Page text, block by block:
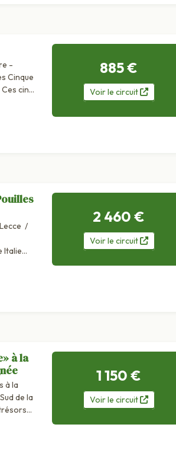
-
Cinque
cinq
885 €
Voirle circuit
/
Italie
2 460 €
Voirle circuit
à la
à la
de la
1 150 €
Voirle circuit